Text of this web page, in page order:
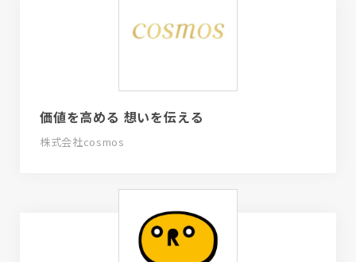
価値を高める 想いを伝える
株式会社cosmos